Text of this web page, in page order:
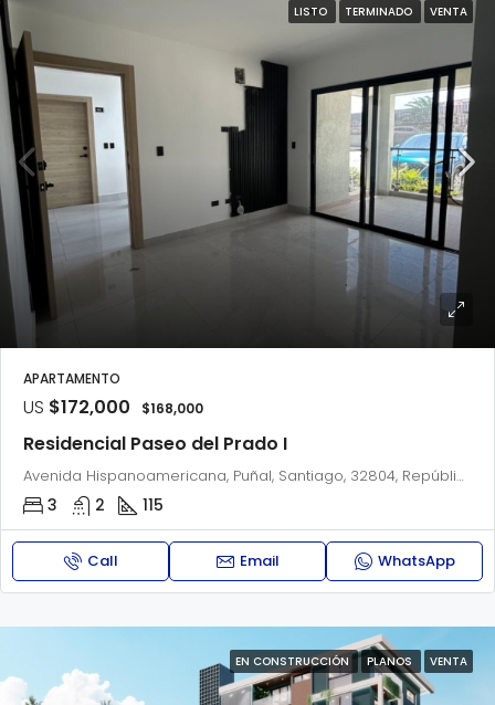
LISTO TERMINADO VENTA
APARTAMENTO
US $172,000 $168,000
Residencial Paseo del Prado I
Avenida Hispanoamericana, Puñal, Santiago, 32804, República Dominicana
3 2 115
Call Email WhatsApp
EN CONSTRUCCIÓN PLANOS VENTA